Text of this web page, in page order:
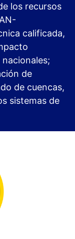
los recursos
calificada,
de
de cuencas,
sistemas de